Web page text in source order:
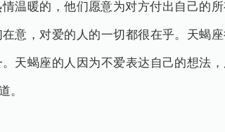
温暖的，他们愿意为对方付出自己的
意，对爱的人的一切都很在乎。天蝎
天蝎座的人因为不爱表达自己的想法
。